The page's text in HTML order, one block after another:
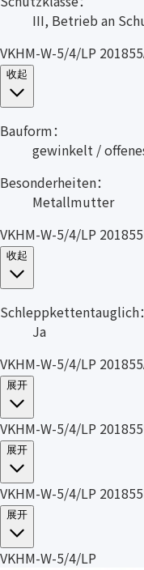
III, Betrieb an
VKHM-W-5/4/LP
收起
Bauform：
gewinkelt /
Besonderheiten：
Metallmutter
VKHM-W-5/4/LP
收起
Schleppkettentauglich：
Ja
VKHM-W-5/4/LP
展开
VKHM-W-5/4/LP
展开
VKHM-W-5/4/LP
展开
VKHM-W-5/4/LP